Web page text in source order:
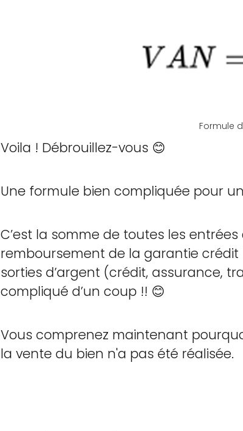
Formule
Voila ! Débrouillez-vous 😊
Une formule bien compliquée pour
C’est la somme de toutes les
remboursement de la garantie
sorties d’argent (crédit, assurance,
compliqué d’un coup !! 😊
Vous comprenez maintenant
la vente du bien n'a pas été réalisée.